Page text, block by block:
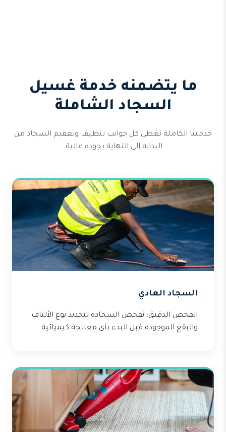
ما يتضمنه خدمة غسيل
السجاد الشاملة
خدمتنا الكاملة تغطي كل جوانب تنظيف وتعقيم السجاد من
البداية إلى النهاية بجودة عالية.
السجاد العادي
الفحص الدقيق: نفحص السجادة لتحديد نوع الألياف
والبقع الموجودة قبل البدء بأي معالجة كيميائية.